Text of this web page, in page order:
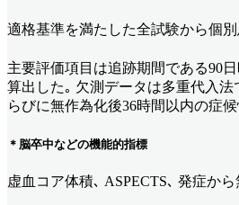
適格基準を満たした全試験から個
主要評価項目は追跡期間である90
算出した｡ 欠測データは多重代入
らびに無作為化後36時間以内の症
＊脳卒中などの機能的指標
虚血コア体積､ ASPECTS､ 発症か